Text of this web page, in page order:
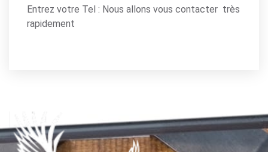
Entrez votre Tel : Nous allons vous contacter très
rapidement